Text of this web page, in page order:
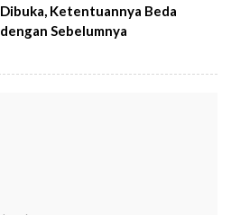
Dibuka, Ketentuannya Beda
dengan Sebelumnya